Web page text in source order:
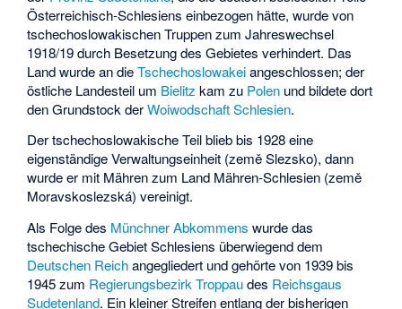
Österreichisch-Schlesiens einbezogen hätte, wurde von
tschechoslowakischen Truppen zum Jahreswechsel
1918/19 durch Besetzung des Gebietes verhindert. Das
Land wurde an dieTschechoslowakeiangeschlossen; der
östliche Landesteil um Bielitz kam zu Polen und bildete dort
den Grundstock derWoiwodschaft Schlesien.
Der tschechoslowakische Teil blieb bis 1928 eine
eigenständige Verwaltungseinheit (země Slezsko), dann
wurde er mit Mähren zum Land Mähren-Schlesien (země
Moravskoslezská) vereinigt.
Als Folge des Münchner Abkommens wurde das
tschechische Gebiet Schlesiens überwiegend dem
Deutschen Reichangegliedert und gehörte von 1939 bis
1945 zum Regierungsbezirk Troppaudes Reichsgaus
Sudetenland. Ein kleiner Streifen entlang der bisherigen